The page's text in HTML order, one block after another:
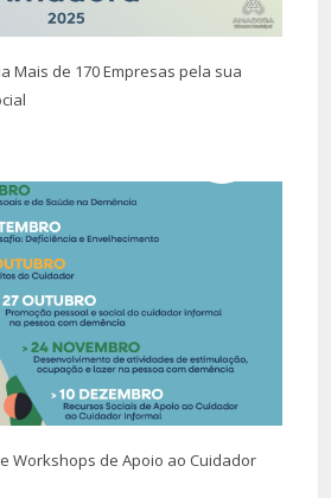
Mais de 170 Empresas pela sua
Workshops de Apoio ao Cuidador